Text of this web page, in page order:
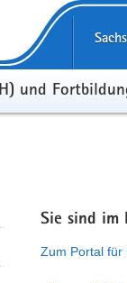
und
Sie sind im
Zum Portal für